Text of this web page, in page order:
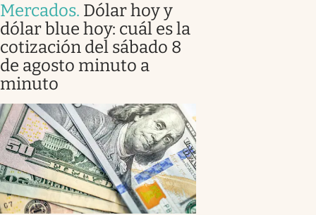
Mercados. Dólar hoy y
dólar blue hoy: cuál es la
cotización del sábado 8
de agosto minuto a
minuto